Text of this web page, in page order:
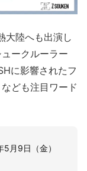
大陸へも出演し
ークルーラー
に影響されたフ
ども注目ワード
月9日（金）